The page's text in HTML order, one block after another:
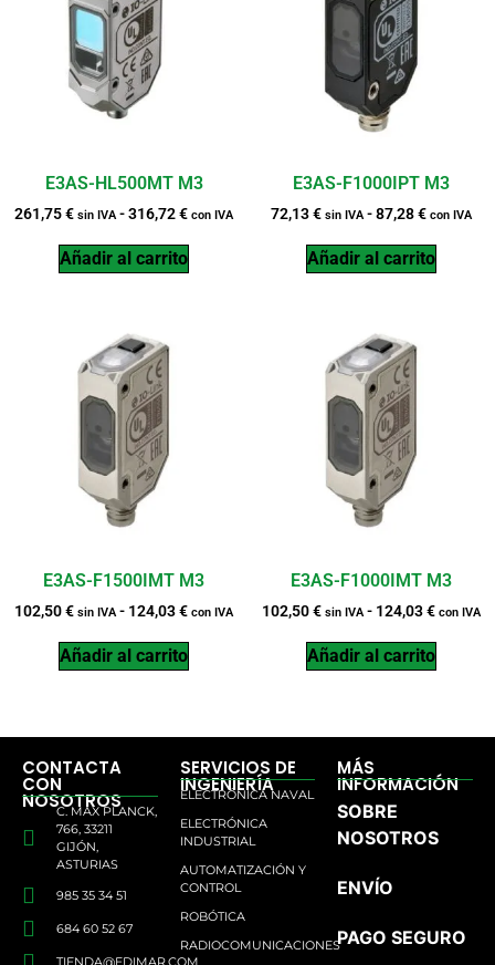
E3AS-HL500MT M3
261,75€ sin IVA -316,72€ con IVA
Añadir al carrito
E3AS-F1000IPT M3
72,13€ sin IVA -87,28€ con IVA
Añadir al carrito
E3AS-F1500IMT M3
102,50€ sin IVA - 124,03€ con IVA
Añadir al carrito
E3AS-F1000IMT M3
102,50€ sin IVA - 124,03€ con IVA
Añadir al carrito
CONTACTA
CON
NOSOTROS
C. MAX PLANCK,
766, 33211
GIJÓN,
ASTURIAS
985 35 34 51
684 60 52 67
TIENDA@EDIMAR.COM
SERVICIOS DE
INGENIERÍA
ELECTRÓNICA NAVAL
ELECTRÓNICA
INDUSTRIAL
AUTOMATIZACIÓN Y
CONTROL
ROBÓTICA
RADIOCOMUNICACIONES
MÁS
INFORMACIÓN
SOBRE
NOSOTROS
ENVÍO
PAGO SEGURO